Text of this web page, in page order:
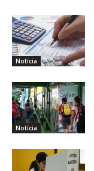
Notícia
Notícia